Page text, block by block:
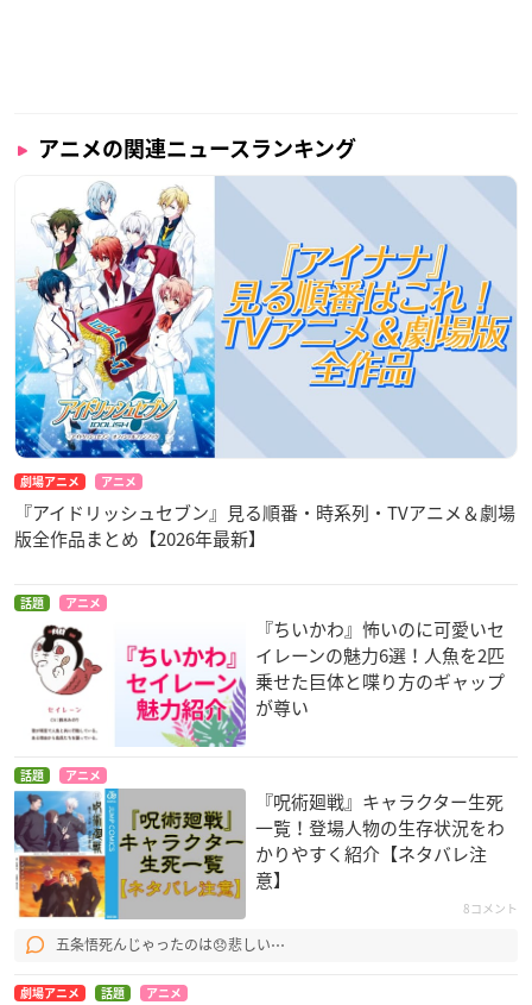
アニメの関連ニュースランキング
劇場アニメ アニメ
『アイドリッシュセブン』見る順番・時系列・TVアニメ＆劇場
版全作品まとめ【2026年最新】
話題 アニメ
『ちいかわ』怖いのに可愛いセ
イレーンの魅力6選！人魚を2匹
乗せた巨体と喋り方のギャップ
が尊い
話題 アニメ
『呪術廻戦』キャラクター生死
一覧！登場人物の生存状況をわ
かりやすく紹介【ネタバレ注
意】
8コメント
五条悟死んじゃったのは😞悲しい⋯
劇場アニメ 話題 アニメ